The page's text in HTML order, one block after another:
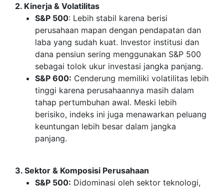
2. Kinerja & Volatilitas
S&P 500: Lebih stabil karena berisi
perusahaan mapan dengan pendapatan dan
laba yang sudah kuat. Investor institusi dan
dana pensiun sering menggunakan S&P 500
sebagai tolok ukur investasi jangka panjang.
S&P 600: Cenderung memiliki volatilitas lebih
tinggi karena perusahaannya masih dalam
tahap pertumbuhan awal. Meski lebih
berisiko, indeks ini juga menawarkan peluang
keuntungan lebih besar dalam jangka
panjang.
3. Sektor & Komposisi Perusahaan
S&P 500: Didominasi oleh sektor teknologi,